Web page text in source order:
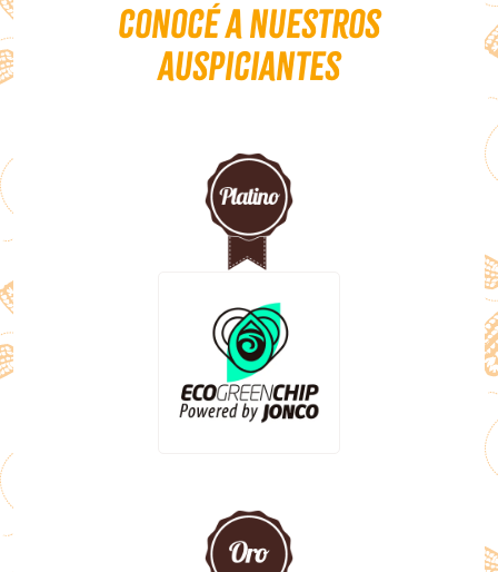
Conocé a nuestros
auspiciantes